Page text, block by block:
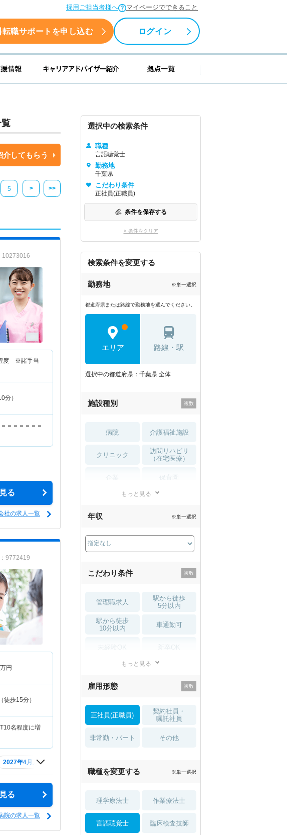
採用ご担当者様へ マイページでできること
転職サポートを申し込む ログイン
転職支援情報 キャリアアドバイザー紹介 拠点一覧
してもらう
5 > >>
度 ※諸手当
分）
＝＝＝＝＝＝
る
社の求人一覧
9772419
万円
歩15分）
名程度に増
2027年4月入職可
る
院の求人一覧
選択中の検索条件
職種
言語聴覚士
勤務地
千葉県
こだわり条件
正社員(正職員)
条件を保存する
× 条件をクリア
検索条件を変更する
勤務地 ※単一選択
都道府県または路線で勤務地を選んでください。
エリア 路線・駅
選択中の都道府県：千葉県 全体
施設種別
病院 介護福祉施設
クリニック
訪問リハビリ
（在宅医療）
薬局・
もっと見る
年収 ※単一選択
こだわり条件
管理職求人
駅から徒歩
5分以内
駅から徒歩
10分以内
車通勤可
住宅手当・補助
土日祝休 無資格 OK
積極採用中 WEB面接OK
もっと見る
雇用形態
正社員(正職員)
契約社員・
嘱託社員
非常勤・パート その他
職種を変更する ※単一選択
理学療法士 作業療法士
言語聴覚士 臨床検査技師